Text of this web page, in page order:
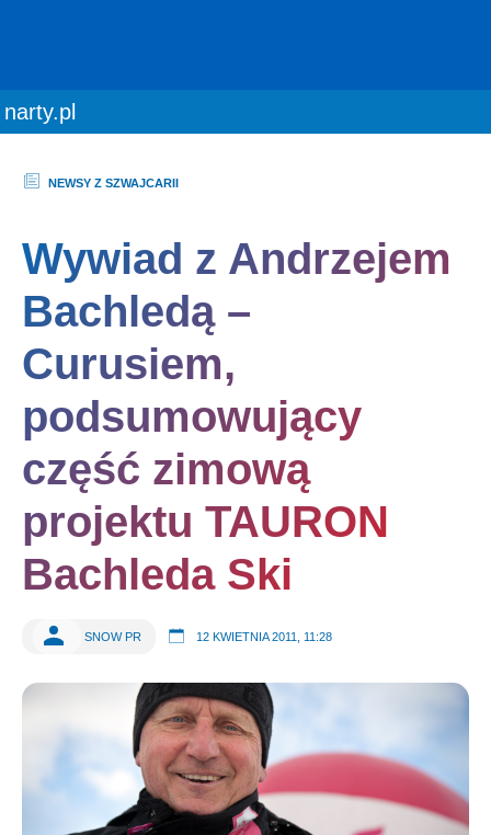
You are here:
narty.pl
NEWSY Z SZWAJCARII
Wywiad z Andrzejem
Bachledą –
Curusiem,
podsumowujący
część zimową
projektu TAURON
Bachleda Ski
SNOW PR 12 KWIETNIA 2011, 11:28